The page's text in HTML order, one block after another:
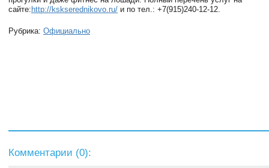
сайте: http://kskserednikovo.ru/ и по тел.: +7(915)240-12-12.
Рубрика: Официально
Комментарии (0):